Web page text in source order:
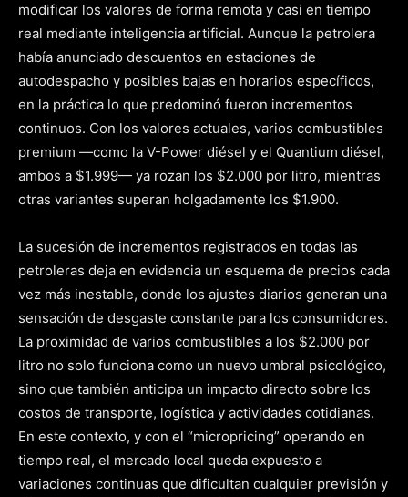
modificar los valores de forma remota y casi en tiempo
real mediante inteligencia artificial. Aunque la petrolera
había anunciado descuentos en estaciones de
autodespacho y posibles bajas en horarios específicos,
en la práctica lo que predominó fueron incrementos
continuos. Con los valores actuales, varios combustibles
premium —como la V-Power diésel y el Quantium diésel,
ambos a $1.999— ya rozan los $2.000 por litro, mientras
otras variantes superan holgadamente los $1.900.
La sucesión de incrementos registrados en todas las
petroleras deja en evidencia un esquema de precios cada
vez más inestable, donde los ajustes diarios generan una
sensación de desgaste constante para los consumidores.
La proximidad de varios combustibles a los $2.000 por
litro no solo funciona como un nuevo umbral psicológico,
sino que también anticipa un impacto directo sobre los
costos de transporte, logística y actividades cotidianas.
En este contexto, y con el “micropricing” operando en
tiempo real, el mercado local queda expuesto a
variaciones continuas que dificultan cualquier previsión y